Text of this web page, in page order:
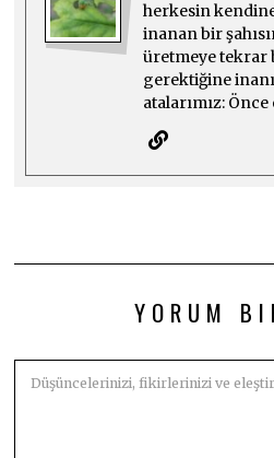
herkesin
inanan bir
üretmeye tekrar
gerektiğine
atalarımız:
YORUM